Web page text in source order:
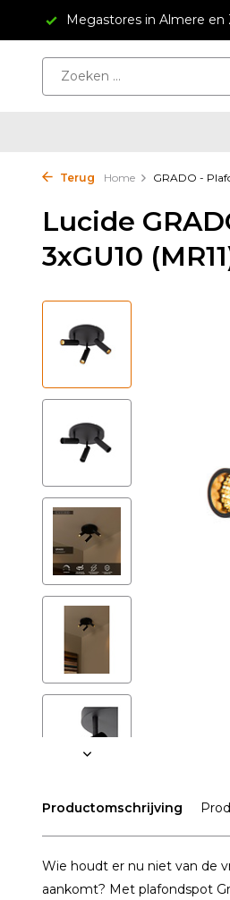
Megastores in Almere en
Terug Home GRADO -
Lucide
3xGU10
Productomschrijving
Wie houdt er nu niet van de
aankomt? Met plafondspot